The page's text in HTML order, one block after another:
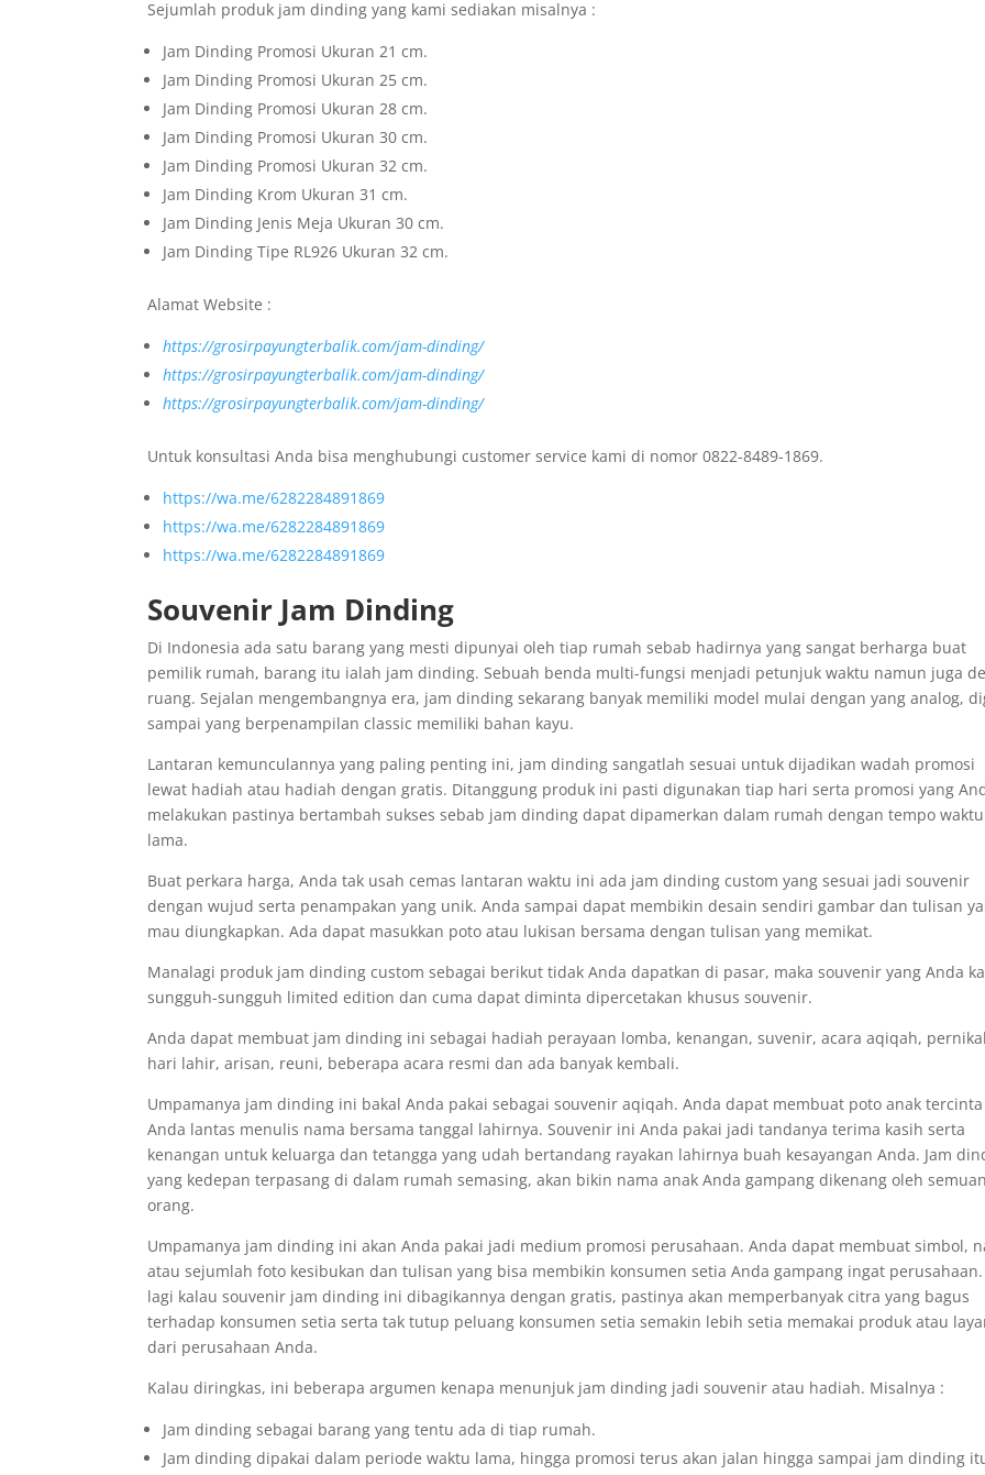
Sejumlah produk jam dinding yang kami sediakan misalnya :
Jam Dinding Promosi Ukuran 21 cm.
Jam Dinding Promosi Ukuran 25 cm.
Jam Dinding Promosi Ukuran 28 cm.
Jam Dinding Promosi Ukuran 30 cm.
Jam Dinding Promosi Ukuran 32 cm.
Jam Dinding Krom Ukuran 31 cm.
Jam Dinding Jenis Meja Ukuran 30 cm.
Jam Dinding Tipe RL926 Ukuran 32 cm.
Alamat Website :
https://grosirpayungterbalik.com/jam-dinding/
https://grosirpayungterbalik.com/jam-dinding/
https://grosirpayungterbalik.com/jam-dinding/
Untuk konsultasi Anda bisa menghubungi customer service kami di nomor 0822-8489-1869.
https://wa.me/6282284891869
https://wa.me/6282284891869
https://wa.me/6282284891869
Souvenir Jam Dinding
Di Indonesia ada satu barang yang mesti dipunyai oleh tiap rumah sebab hadirnya yang sangat berharga buat
pemilik rumah, barang itu ialah jam dinding. Sebuah benda multi-fungsi menjadi petunjuk waktu namun juga
ruang. Sejalan mengembangnya era, jam dinding sekarang banyak memiliki model mulai dengan yang analog,
sampai yang berpenampilan classic memiliki bahan kayu.
Lantaran kemunculannya yang paling penting ini, jam dinding sangatlah sesuai untuk dijadikan wadah promosi
lewat hadiah atau hadiah dengan gratis. Ditanggung produk ini pasti digunakan tiap hari serta promosi yang
melakukan pastinya bertambah sukses sebab jam dinding dapat dipamerkan dalam rumah dengan tempo waktu
lama.
Buat perkara harga, Anda tak usah cemas lantaran waktu ini ada jam dinding custom yang sesuai jadi souvenir
dengan wujud serta penampakan yang unik. Anda sampai dapat membikin desain sendiri gambar dan tulisan
mau diungkapkan. Ada dapat masukkan poto atau lukisan bersama dengan tulisan yang memikat.
Manalagi produk jam dinding custom sebagai berikut tidak Anda dapatkan di pasar, maka souvenir yang Anda
sungguh-sungguh limited edition dan cuma dapat diminta dipercetakan khusus souvenir.
Anda dapat membuat jam dinding ini sebagai hadiah perayaan lomba, kenangan, suvenir, acara aqiqah,
hari lahir, arisan, reuni, beberapa acara resmi dan ada banyak kembali.
Umpamanya jam dinding ini bakal Anda pakai sebagai souvenir aqiqah. Anda dapat membuat poto anak tercinta
Anda lantas menulis nama bersama tanggal lahirnya. Souvenir ini Anda pakai jadi tandanya terima kasih serta
kenangan untuk keluarga dan tetangga yang udah bertandang rayakan lahirnya buah kesayangan Anda. Jam
yang kedepan terpasang di dalam rumah semasing, akan bikin nama anak Anda gampang dikenang oleh
orang.
Umpamanya jam dinding ini akan Anda pakai jadi medium promosi perusahaan. Anda dapat membuat simbol,
atau sejumlah foto kesibukan dan tulisan yang bisa membikin konsumen setia Anda gampang ingat perusahaan.
lagi kalau souvenir jam dinding ini dibagikannya dengan gratis, pastinya akan memperbanyak citra yang bagus
terhadap konsumen setia serta tak tutup peluang konsumen setia semakin lebih setia memakai produk atau
dari perusahaan Anda.
Kalau diringkas, ini beberapa argumen kenapa menunjuk jam dinding jadi souvenir atau hadiah. Misalnya :
Jam dinding sebagai barang yang tentu ada di tiap rumah.
Jam dinding dipakai dalam periode waktu lama, hingga promosi terus akan jalan hingga sampai jam dinding